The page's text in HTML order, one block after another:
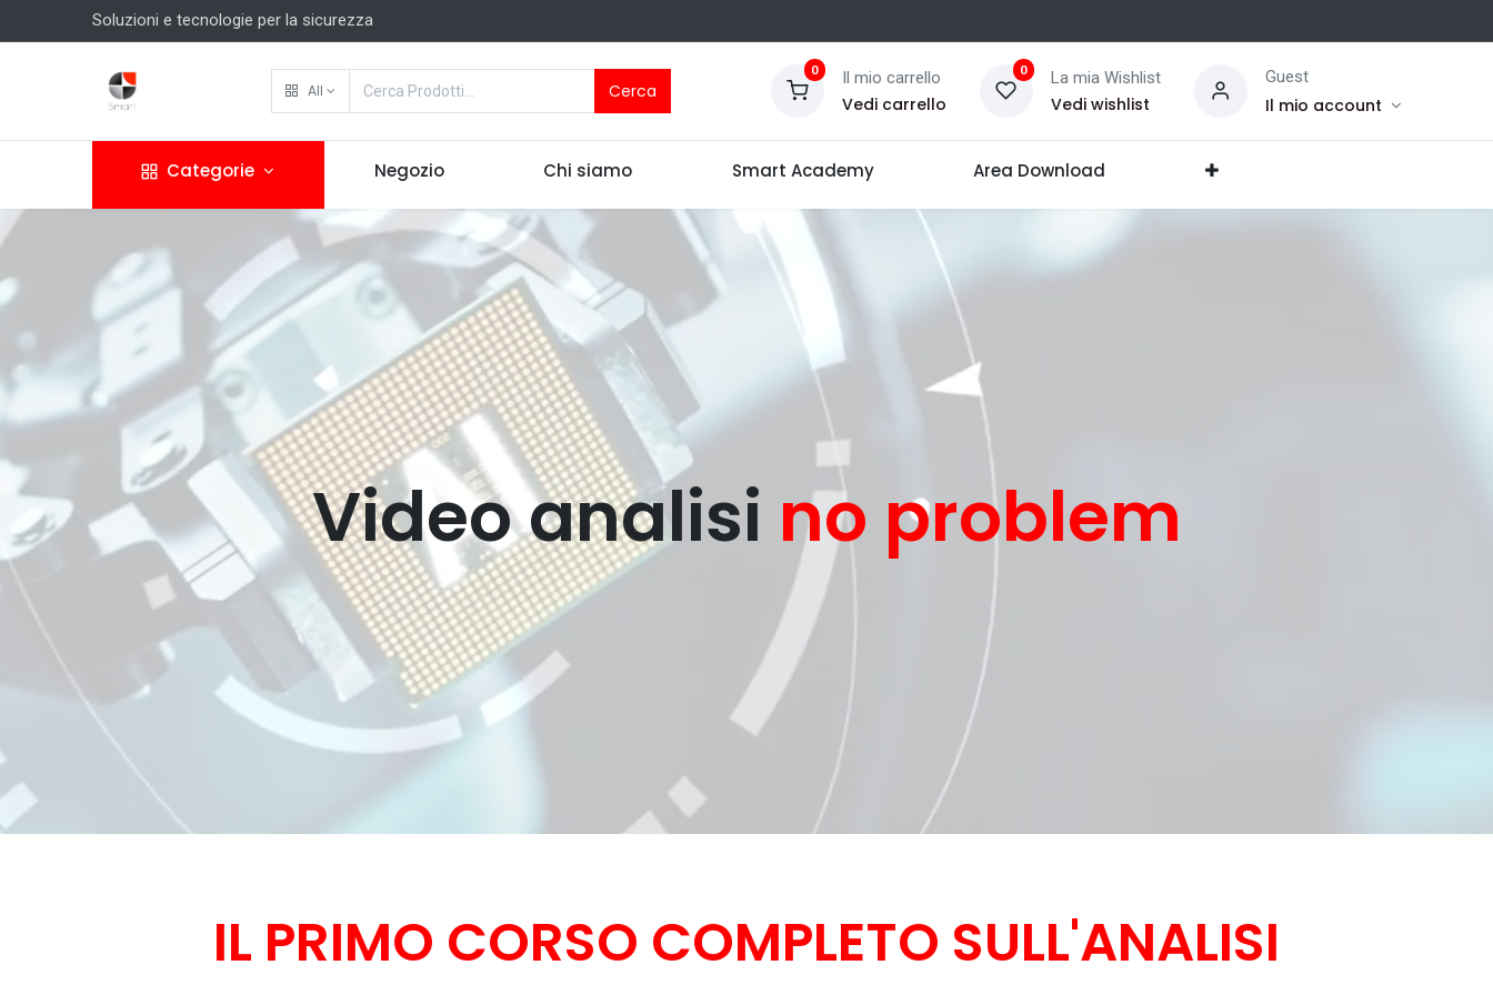
Soluzioni e tecnologie per la sicurezza
All Cerca
0 Il mio carrello
Vedi carrello
0 La mia Wishlist
Vedi wishlist
Guest
Il mio account
Categorie Negozio Chi siamo Smart Academy Area Download
Video analisi no problem
IL PRIMO CORSO COMPLETO SULL'ANALISI